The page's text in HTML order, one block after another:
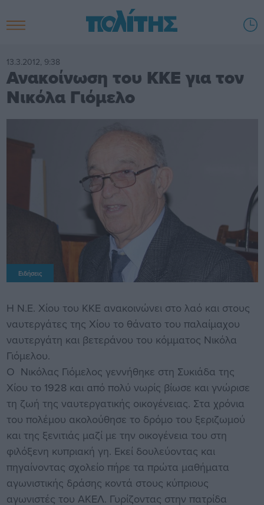
13.3.2012, 9:38
Ανακοίνωση του ΚΚΕ για τον
Νικόλα Γιόμελο
Ειδήσεις
Η Ν.Ε. Χίου του ΚΚΕ ανακοινώνει στο λαό και στους
ναυτεργάτες της Χίου το θάνατο του παλαίμαχου
ναυτεργάτη και βετεράνου του κόμματος Νικόλα
Γιόμελου.
Ο Νικόλας Γιόμελος γεννήθηκε στη Συκιάδα της
Χίου το 1928 και από πολύ νωρίς βίωσε και γνώρισε
τη ζωή της ναυτεργατικής οικογένειας. Στα χρόνια
του πολέμου ακολούθησε το δρόμο του ξεριζωμού
και της ξενιτιάς μαζί με την οικογένεια του στη
φιλόξενη κυπριακή γη. Εκεί δουλεύοντας και
πηγαίνοντας σχολείο πήρε τα πρώτα μαθήματα
αγωνιστικής δράσης κοντά στους κύπριους
αγωνιστές του ΑΚΕΛ. Γυρίζοντας στην πατρίδα